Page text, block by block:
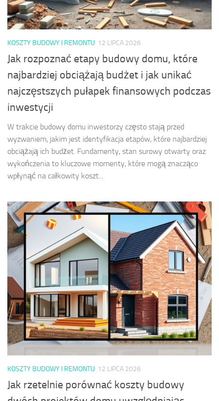
KOSZTY BUDOWY I REMONTU 12 LIPCA 2026
Jak rozpoznać etapy budowy domu, które
najbardziej obciążają budżet i jak unikać
najczęstszych pułapek finansowych podczas
inwestycji
W trakcie budowy domu inwestorzy często stają przed
wyzwaniem, jakim jest identyfikacja etapów, które najbardziej
obciążają ich budżet. Fundamenty, stan surowy otwarty oraz
wykończenia to kluczowe momenty, które mogą znacząco
wpłynąć na całkowity koszt...
KOSZTY BUDOWY I REMONTU 12 LIPCA 2026
Jak rzetelnie porównać koszty budowy